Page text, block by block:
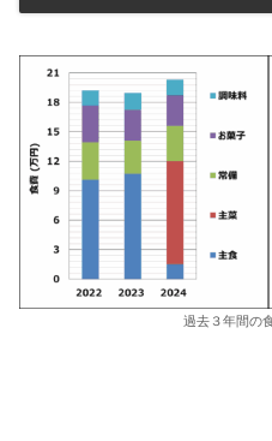
過去３年間の